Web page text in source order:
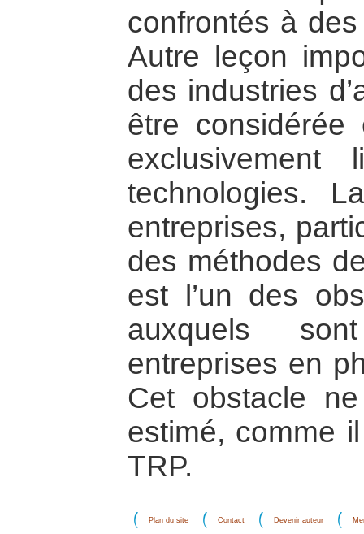
confrontés à
Autre leçon
des industries
être considérée
technologies.
entreprises,
des méthodes
est l’un des
auxquels
entreprises en
Cet obstacle
estimé, comme
TRP.
Plan du site Contact Devenir auteur